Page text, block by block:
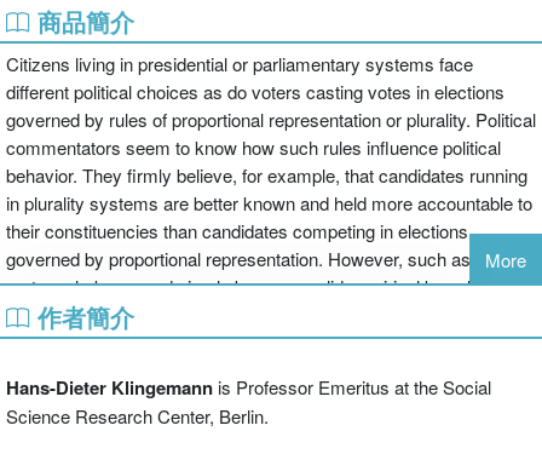
商品簡介
Citizens living in presidential or parliamentary systems face
different political choices as do voters casting votes in elections
governed by rules of proportional representation or plurality. Political
commentators seem to know how such rules influence political
behavior. They firmly believe, for example, that candidates running
in plurality systems are better known and held more accountable to
their constituencies than candidates competing in elections
governed by proportional representation. However, such assertions
rest on shaky ground simply because solid empirical knowledge to
evaluate the impact of political institutions on individual political
behavior is still lacking.The Comparative Study of Electoral
political behavior and scrutinized it carefully. In line with common
wisdom results of most analyses presented in this volume confirm
More
作者簡介
Hans-Dieter Klingemannis Professor Emeritus at the Social
Science Research Center, Berlin.